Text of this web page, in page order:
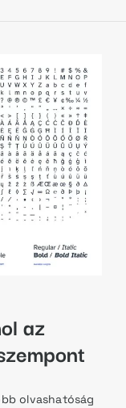
az
olvashatóság